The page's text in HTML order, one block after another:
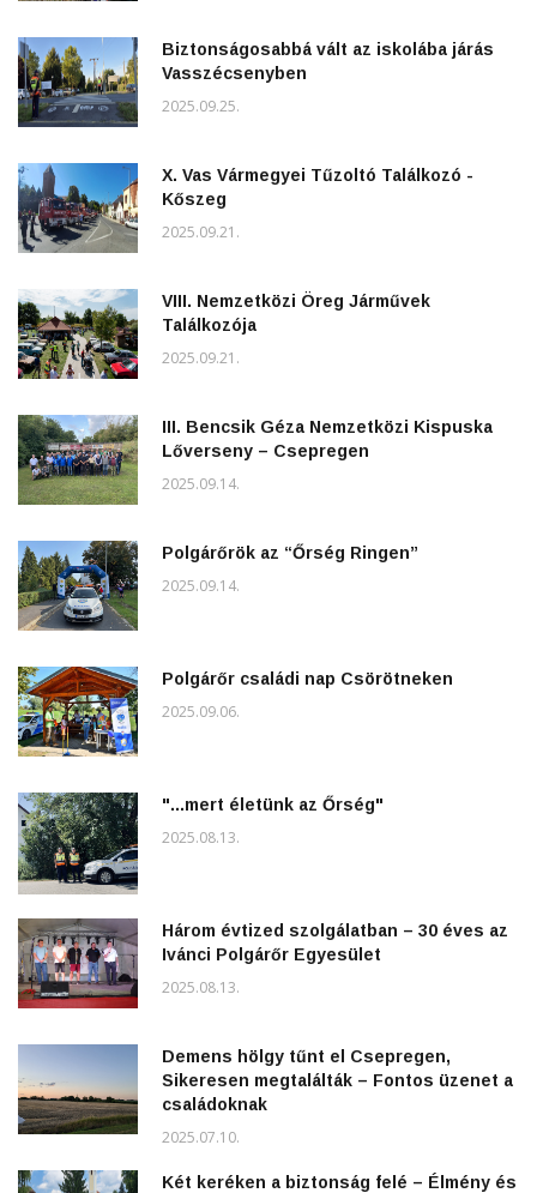
Biztonságosabbá vált az iskolába járás
Vasszécsenyben
2025.09.25.
X. Vas Vármegyei Tűzoltó Találkozó -
Kőszeg
2025.09.21.
VIII. Nemzetközi Öreg Járművek
Találkozója
2025.09.21.
III. Bencsik Géza Nemzetközi Kispuska
Lőverseny – Csepregen
2025.09.14.
Polgárőrök az “Őrség Ringen”
2025.09.14.
Polgárőr családi nap Csörötneken
2025.09.06.
"...mert életünk az Őrség"
2025.08.13.
Három évtized szolgálatban – 30 éves az
Ivánci Polgárőr Egyesület
2025.08.13.
Demens hölgy tűnt el Csepregen,
Sikeresen megtalálták – Fontos üzenet a
családoknak
2025.07.10.
Két keréken a biztonság felé – Élmény és